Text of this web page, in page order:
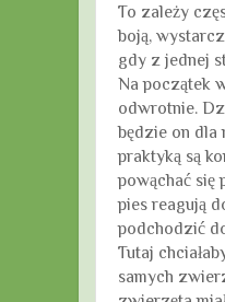
To zależy
boją,
gdy z jednej
Na początek
odwrotnie.
będzie on dla
praktyką są
powąchać się
pies reagują
podchodzić
Tutaj
samych